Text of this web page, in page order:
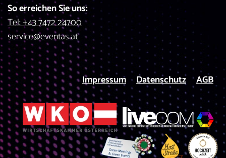
So erreichen Sie uns:
Tel: +43 7472 24700
service@eventas.at
Impressum Datenschutz AGB